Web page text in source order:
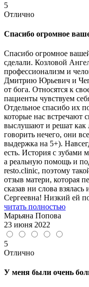
5
Отлично
Спасибо огромное
Спасибо огромное
сделали. Козловой
профессионализм и
Дмитрию Юрьевич и
от бога. Относятся к
пациенты чувствуем
Отдельное спасибо их
которые нас встречают
выслушают и решат как
говорить нечего, они
выдержка на 5+).
есть. История с зубами
а реальную помощь и
resto.clinic, поэтому
отзыв матери, которая
сказав ни слова
Сергеевна! Низкий ей
читать полностью
Марьяна Попова
23 июня 2022
5
Отлично
У меня были очень